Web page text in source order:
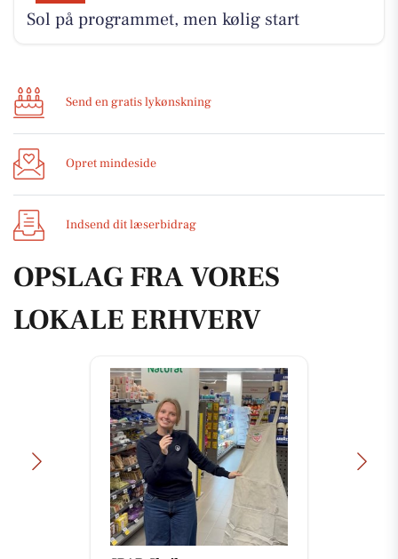
Sol på programmet, men kølig start
Send en gratis lykønskning
Opret mindeside
Indsend dit læserbidrag
OPSLAG FRA VORES
LOKALE ERHVERV